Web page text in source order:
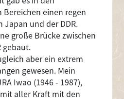
einen regen
Japan und der DDR.
große Brücke zwischen
gebaut.
aber ein extrem
gewesen. Mein
Iwao (1946 - 1987),
aller Kraft mit den